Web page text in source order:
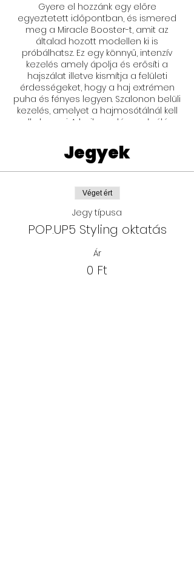
Gyere el hozzánk egy előre
egyeztetett időpontban, és ismered
meg a Miracle Booster-t, amit az
általad hozott modellen ki is
próbálhatsz. Ez egy könnyű, intenzív
kezelés amely ápolja és erősíti a
hajszálat illetve kismítja a felületi
érdességeket, hogy a haj extrémen
puha és fényes legyen. Szalonon belüli
kezelés, amelyet a hajmosótálnál kell
alkalmazni. A hajba való emulgálás
kutikulába, s ezáltal intenzívebben
javítja és hidratálja a hajat. Az oktatás
időtartalma körülbelül: 30 perc
Jegyek
Véget ért
Jegy típusa
POP.UP5 Styling oktatás
Ár
0 Ft